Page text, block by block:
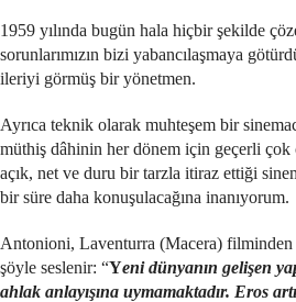
1959 yılında bugün hala hiçbir şekilde
sorunlarımızın bizi yabancılaşmaya
ileriyi görmüş bir yönetmen.
Ayrıca teknik olarak muhteşem bir
müthiş dâhinin her dönem için geçerli çok
açık, net ve duru bir tarzla itiraz ettiği
bir süre daha konuşulacağına inanıyorum.
Antonioni, Laventurra (Macera) filminden
şöyle seslenir: “Yeni dünyanın gelişen
ahlak anlayışına uymamaktadır. Eros